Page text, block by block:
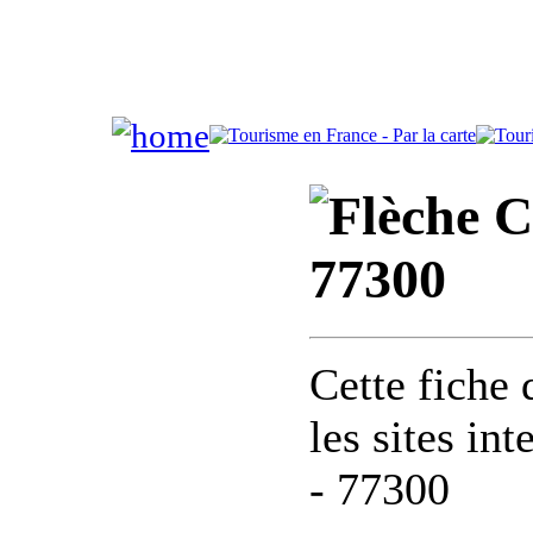
77300
Cette fiche
les sites
- 77300